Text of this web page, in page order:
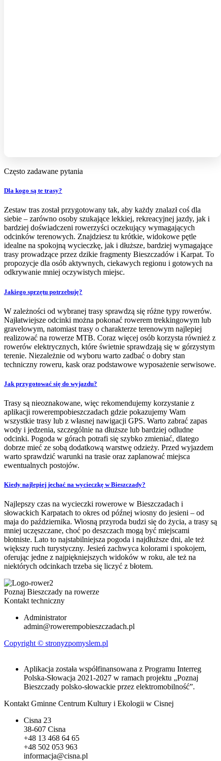
Często zadawane pytania
Dla kogo są te trasy?
Zestaw tras został przygotowany tak, aby każdy znalazł coś dla
siebie – zarówno osoby szukające lekkiej, rekreacyjnej jazdy, jak i
bardziej doświadczeni rowerzyści oczekujący wymagających
odcinków terenowych. Znajdziesz tu krótkie, widokowe pętle
idealne na spokojną wycieczkę, jak i dłuższe, bardziej wymagające
trasy prowadzące przez dzikie fragmenty Bieszczadów i Karpat. To
propozycje dla osób aktywnych, ciekawych regionu i gotowych na
odkrywanie mniej oczywistych miejsc.
Jakiego sprzętu potrzebuję?
W zależności od wybranej trasy sprawdzą się różne typy rowerów.
Najłatwiejsze odcinki można pokonać rowerem trekkingowym lub
gravelowym, natomiast trasy o charakterze terenowym najlepiej
realizować na rowerze MTB. Coraz więcej osób korzysta również z
rowerów elektrycznych, które świetnie sprawdzają się w górzystym
terenie. Niezależnie od wyboru warto zadbać o dobry stan
techniczny roweru, kask oraz podstawowe wyposażenie serwisowe.
Jak przygotować się do wyjazdu?
Trasy są nieoznakowane, więc rekomendujemy korzystanie z
aplikacji rowerempobieszczadach gdzie pokazujemy Wam
wszystkie trasy lub z własnej nawigacji GPS. Warto zabrać zapas
wody i jedzenia, szczególnie na dłuższe lub bardziej odludne
odcinki. Pogoda w górach potrafi się szybko zmieniać, dlatego
dobrze mieć ze sobą dodatkową warstwę odzieży. Przed wyjazdem
warto sprawdzić warunki na trasie oraz zaplanować miejsca
ewentualnych postojów.
Kiedy najlepiej jechać na wycieczkę w Bieszczady?
Najlepszy czas na wycieczki rowerowe w Bieszczadach i
słowackich Karpatach to okres od późnej wiosny do jesieni – od
maja do października. Wiosną przyroda budzi się do życia, a trasy są
mniej uczęszczane, choć po deszczach mogą być miejscami
błotniste. Lato to najstabilniejsza pogoda i najdłuższe dni, ale też
większy ruch turystyczny. Jesień zachwyca kolorami i spokojem,
oferując jedne z najpiękniejszych widoków w roku, ale też na
niektórych odcinkach trzeba się liczyć z błotem.
Poznaj Bieszczady na rowerze
Kontakt techniczny
Administrator
admin@rowerempobieszczadach.pl
Copyright © stronyzpomyslem.pl
Aplikacja została współfinansowana z Programu Interreg
Polska-Słowacja 2021-2027 w ramach projektu „Poznaj
Bieszczady polsko-słowackie przez elektromobilność”.
Kontakt Gminne Centrum Kultury i Ekologii w Cisnej
Cisna 23
38-607 Cisna
+48 13 468 64 65
+48 502 053 963
informacja@cisna.pl